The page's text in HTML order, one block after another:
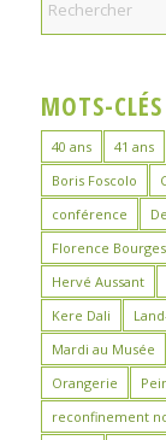
MOTS-CLÉS
40 ans 41 ans
Boris Foscolo
conférence
Florence Bourges
Hervé Aussant
Kere Dali
Mardi au Musée
Orangerie
reconfinement